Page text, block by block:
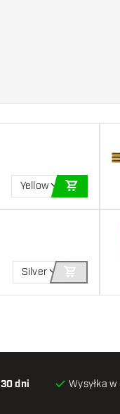
Yellow
Silver
DODAJ
30 dni Wysyłka w